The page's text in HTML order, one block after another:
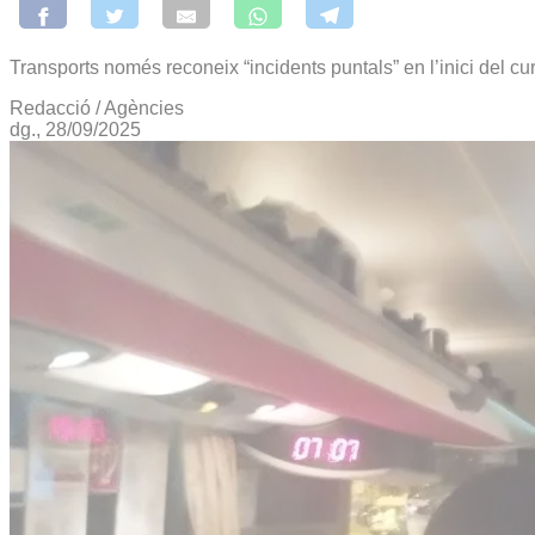
Transports només reconeix “incidents puntals” en l’inici del
Redacció / Agències
dg., 28/09/2025